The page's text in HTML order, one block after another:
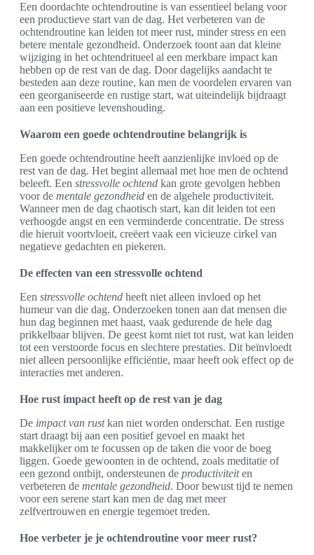
Een doordachte ochtendroutine is van essentieel belang voor
een productieve start van de dag. Het verbeteren van de
ochtendroutine kan leiden tot meer rust, minder stress en een
betere mentale gezondheid. Onderzoek toont aan dat kleine
wijziging in het ochtendritueel al een merkbare impact kan
hebben op de rest van de dag. Door dagelijks aandacht te
besteden aan deze routine, kan men de voordelen ervaren van
een georganiseerde en rustige start, wat uiteindelijk bijdraagt
aan een positieve levenshouding.
Waarom een goede ochtendroutine belangrijk is
Een goede ochtendroutine heeft aanzienlijke invloed op de
rest van de dag. Het begint allemaal met hoe men de ochtend
beleeft. Een stressvolle ochtend kan grote gevolgen hebben
voor de mentale gezondheid en de algehele productiviteit.
Wanneer men de dag chaotisch start, kan dit leiden tot een
verhoogde angst en een verminderde concentratie. De stress
die hieruit voortvloeit, creëert vaak een vicieuze cirkel van
negatieve gedachten en piekeren.
De effecten van een stressvolle ochtend
Een stressvolle ochtend heeft niet alleen invloed op het
humeur van die dag. Onderzoeken tonen aan dat mensen die
hun dag beginnen met haast, vaak gedurende de hele dag
prikkelbaar blijven. De geest komt niet tot rust, wat kan leiden
tot een verstoorde focus en slechtere prestaties. Dit beïnvloedt
niet alleen persoonlijke efficiëntie, maar heeft ook effect op de
interacties met anderen.
Hoe rust impact heeft op de rest van je dag
De impact van rustkan niet worden onderschat. Een rustige
start draagt bij aan een positief gevoel en maakt het
makkelijker om te focussen op de taken die voor de boeg
liggen. Goede gewoonten in de ochtend, zoals meditatie of
een gezond ontbijt, ondersteunen de productiviteiten
verbeteren de mentale gezondheid. Door bewust tijd te nemen
voor een serene start kan men de dag met meer
zelfvertrouwen en energie tegemoet treden.
Hoe verbeter je je ochtendroutine voor meer rust?